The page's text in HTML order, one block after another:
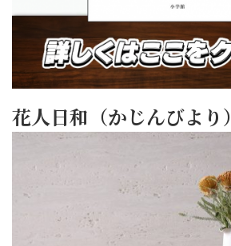
花人日和（かじんびより）